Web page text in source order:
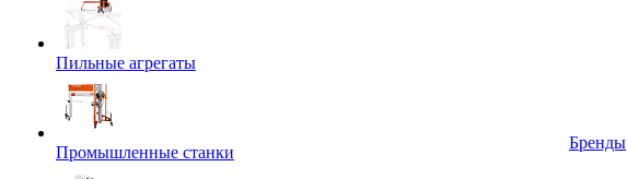
Пильные агрегаты
Промышленные станки
Бренды